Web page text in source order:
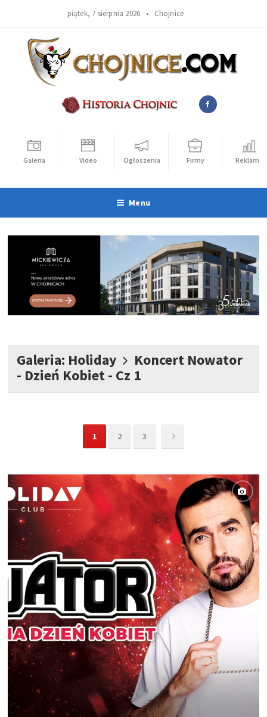
piątek, 7 sierpnia 2026 • Chojnice
Galeria Video Ogłoszenia Firmy Reklama
Menu
Galeria: Holiday
Koncert Nowator
- Dzień Kobiet - Cz 1
1 2 3